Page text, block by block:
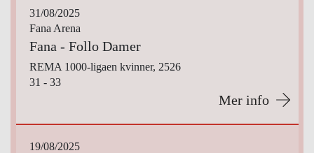
31/08/2025
Fana Arena
Fana - Follo Damer
REMA 1000-ligaen kvinner, 2526
31 - 33
Mer info
19/08/2025